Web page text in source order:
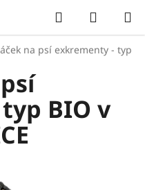
Hledat
KOŠÍK
na psí exkrementy - typ
BIO v